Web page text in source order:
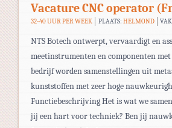
Vacature CNC operator
32-40 UUR PER WEEK PLAATS: HELMOND
NTS Botech ontwerpt, vervaardigt en
meetinstrumenten en componenten
bedrijf worden samenstellingen uit
kunststoffen met zeer hoge
Functiebeschrijving Het is wat we
jij een hart voor techniek? Ben jij